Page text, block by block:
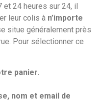
24 heures sur 24, il
leur colis à n’importe
situe généralement près
Pour sélectionner ce
panier.
nom et email de